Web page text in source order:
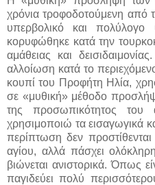
χρόνια τροφοδοτούμενη από
υπερβολικό και
κορυφώθηκε κατά την
αμάθειας και
αλλοίωση κατά το
κουπί του Προφήτη Ηλία,
σε «μυθική» μέθοδο
της προσωπικότητος του
χρησιμοποιώ τα εισαγωγικά
περίπτωση δεν
αγίου, αλλά πάσχει
βιώνεται ανιστορικά. Όπως
παγιδεύει πολύ